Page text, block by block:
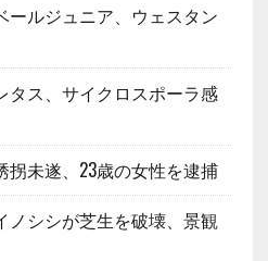
ールジュニア、ウェスタン
タス、サイクロスポーラ感
未遂、23歳の女性を逮捕
ノシシが芝生を破壊、景観